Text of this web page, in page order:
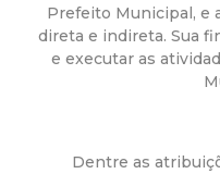
i
Prefeito Municipal, e
direta e indireta. Sua
e executar as
Dentre as